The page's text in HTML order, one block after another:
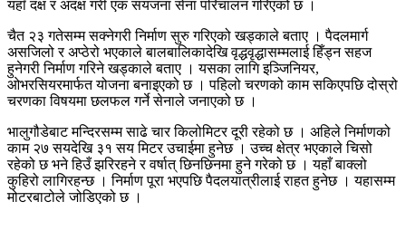
यहाँ दक्ष र अदक्ष गरी एक सयजना सेना परिचालन गरिएको छ ।
चैत २३ गतेसम्म सक्नेगरी निर्माण सुरु गरिएको खड्काले बताए । पैदलमार्ग
असजिलो र अप्ठेरो भएकाले बालबालिकादेखि वृद्धवृद्धासम्मलाई हिँड्न सहज
हुनेगरी निर्माण गरिने खड्काले बताए । यसका लागि इञ्जिनियर,
ओभरसियरमार्फत योजना बनाइएको छ । पहिलो चरणको काम सकिएपछि दोस्रो
चरणका विषयमा छलफल गर्ने सेनाले जनाएको छ ।
भालुगौडेबाट मन्दिरसम्म साढे चार किलोमिटर दूरी रहेको छ । अहिले निर्माणको
काम २७ सयदेखि ३१ सय मिटर उचाईमा हुनेछ । उच्च क्षेत्र भएकाले चिसो
रहेको छ भने हिउँ झरिरहने र वर्षात् छिनछिनमा हुने गरेको छ । यहाँ बाक्लो
कुहिरो लागिरहन्छ । निर्माण पूरा भएपछि पैदलयात्रीलाई राहत हुनेछ । यहासम्म
मोटरबाटोले जोडिएको छ ।